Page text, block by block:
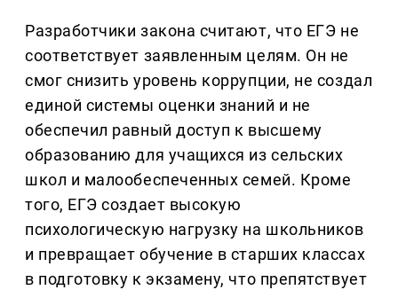
Разработчики закона считают, что ЕГЭ не
соответствует заявленным целям. Он не
смог снизить уровень коррупции, не создал
единой системы оценки знаний и не
обеспечил равный доступ к высшему
образованию для учащихся из сельских
школ и малообеспеченных семей. Кроме
того, ЕГЭ создает высокую
психологическую нагрузку на школьников
и превращает обучение в старших классах
в подготовку к экзамену, что препятствует